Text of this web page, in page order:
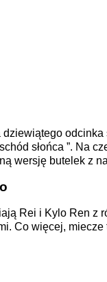
odcinka
słońca ”. Na
wersję butelek z
Rei i Kylo Ren z
Co więcej,